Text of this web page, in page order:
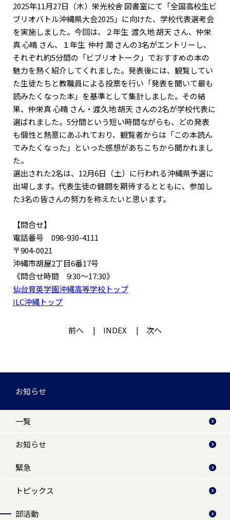
2025年11月27日（木）栄光校舎 図書室にて「全国高校生ビ
ブリオバトル沖縄県大会2025」に向けた、学校代表選考会
を実施しました。今回は、２年生 渡久地 胡天 さん、仲栄
真 心晴 さん、１年生 仲村 潤 さんの3名がエントリーし、
それぞれ約5分間の「ビブリオトーク」でおすすめの本の
魅力を熱く紹介してくれました。発表後には、観覧してい
た生徒たちと教職員による投票を行い「発表を聞いて最も
読みたくなった本」を基準として集計しました。その結
果、仲栄真 心晴 さん・渡久地 胡天 さんの2名が学校代表に
選ばれました。5分間という短い時間ながらも、どの発表
も個性と熱意にあふれており、観覧者からは「この本読ん
でみたくなった」といった感想があちこちから聞かれまし
た。
選出された2名は、12月6日（土）に行われる沖縄県予選に
出場します。代表生徒の健闘を期待するとともに、参加し
た3名の皆さんの努力を称えたいと思います。
【問合せ】
電話番号 098-930-4111
〒904-0021
沖縄市胡屋2丁目6番17号
《問合せ時間 9:30〜17:30》
仙台育英学園沖縄高等学校トップ
ILC沖縄トップ
前へ INDEX 次へ
お知らせ
一覧
お知らせ
緊急
トピックス
部活動